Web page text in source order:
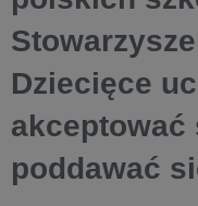
Dziecięce
akceptować
poddawać